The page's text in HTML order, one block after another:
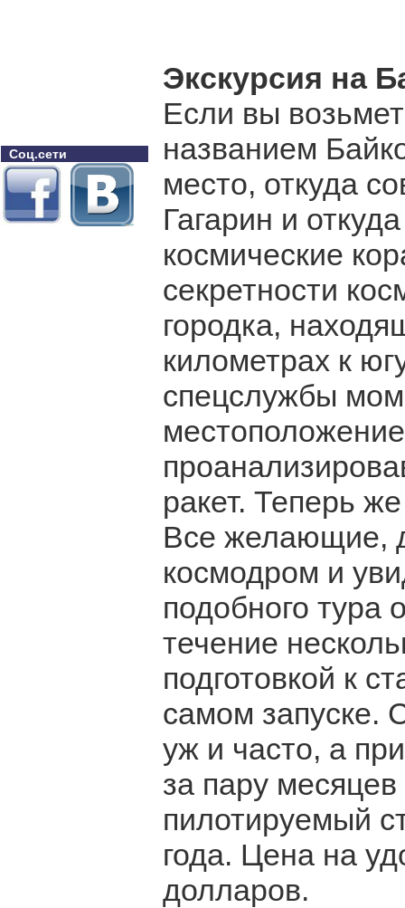
Соц.сети
Экскурсия на
Если вы
названием
место, откуда
Гагарин и
космические
секретности
городка,
километрах к
спецслужбы
ракет. Теперь
Все желающие,
космодром и
подобного тура
течение
подготовкой к
самом запуске.
уж и часто, а
за пару
пилотируемый
года. Цена на
долларов.